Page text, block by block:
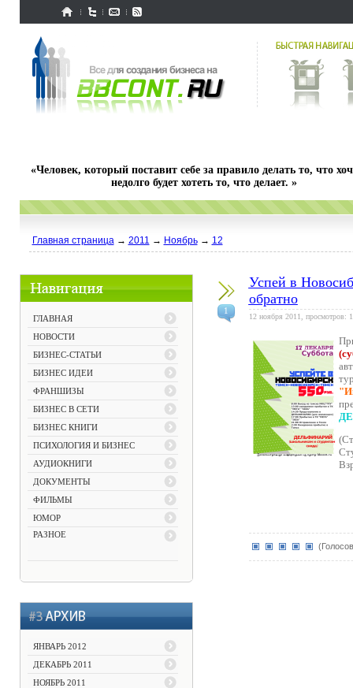
«Человек, который поставит себе за правило делать то, что
недолго будет хотеть то, что делает. »
Главная страница→ 2011 → Ноябрь→ 12
ГЛАВНАЯ
НОВОСТИ
БИЗНЕС-СТАТЬИ
БИЗНЕС ИДЕИ
ФРАНШИЗЫ
БИЗНЕС В СЕТИ
БИЗНЕС КНИГИ
ПСИХОЛОГИЯ И БИЗНЕС
АУДИОКНИГИ
ДОКУМЕНТЫ
ФИЛЬМЫ
ЮМОР
РАЗНОЕ
ЯНВАРЬ 2012
ДЕКАБРЬ 2011
НОЯБРЬ 2011
1
Успей в
обратно
12 ноября 2011, просмотров: